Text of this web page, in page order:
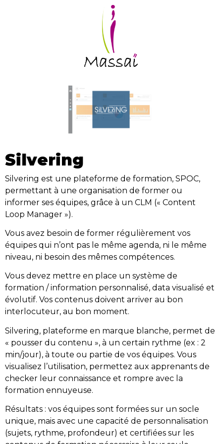
Silvering
Silvering est une plateforme de formation, SPOC,
permettant à une organisation de former ou
informer ses équipes, grâce à un CLM (« Content
Loop Manager »).
Vous avez besoin de former régulièrement vos
équipes qui n’ont pas le même agenda, ni le même
niveau, ni besoin des mêmes compétences.
Vous devez mettre en place un système de
formation / information personnalisé, data visualisé et
évolutif. Vos contenus doivent arriver au bon
interlocuteur, au bon moment.
Silvering, plateforme en marque blanche, permet de
« pousser du contenu », à un certain rythme (ex : 2
min/jour), à toute ou partie de vos équipes. Vous
visualisez l’utilisation, permettez aux apprenants de
checker leur connaissance et rompre avec la
formation ennuyeuse.
Résultats : vos équipes sont formées sur un socle
unique, mais avec une capacité de personnalisation
(sujets, rythme, profondeur) et certifiées sur les